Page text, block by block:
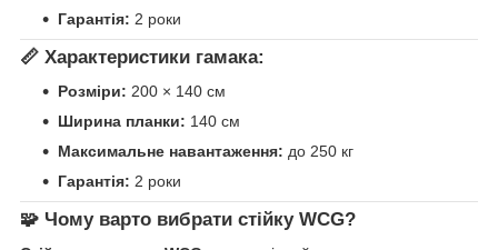
Гарантія: 2 роки
📏 Характеристики гамака:
Розміри: 200 × 140 см
Ширина планки: 140 см
Максимальне навантаження: до 250 кг
Гарантія: 2 роки
🧩 Чому варто вибрати стійку WCG?